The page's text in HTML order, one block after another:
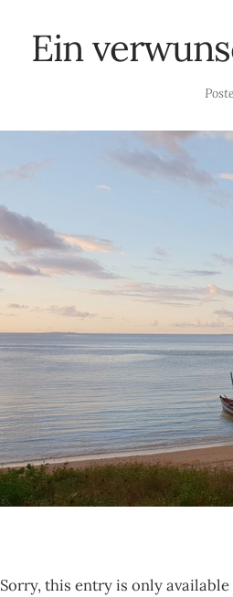
Ein
Sorry, this entry is only